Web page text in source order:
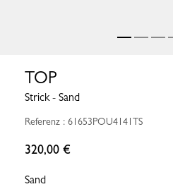
TOP
Strick - Sand
Referenz : 61653POU4141TS
320,00 €
Sand